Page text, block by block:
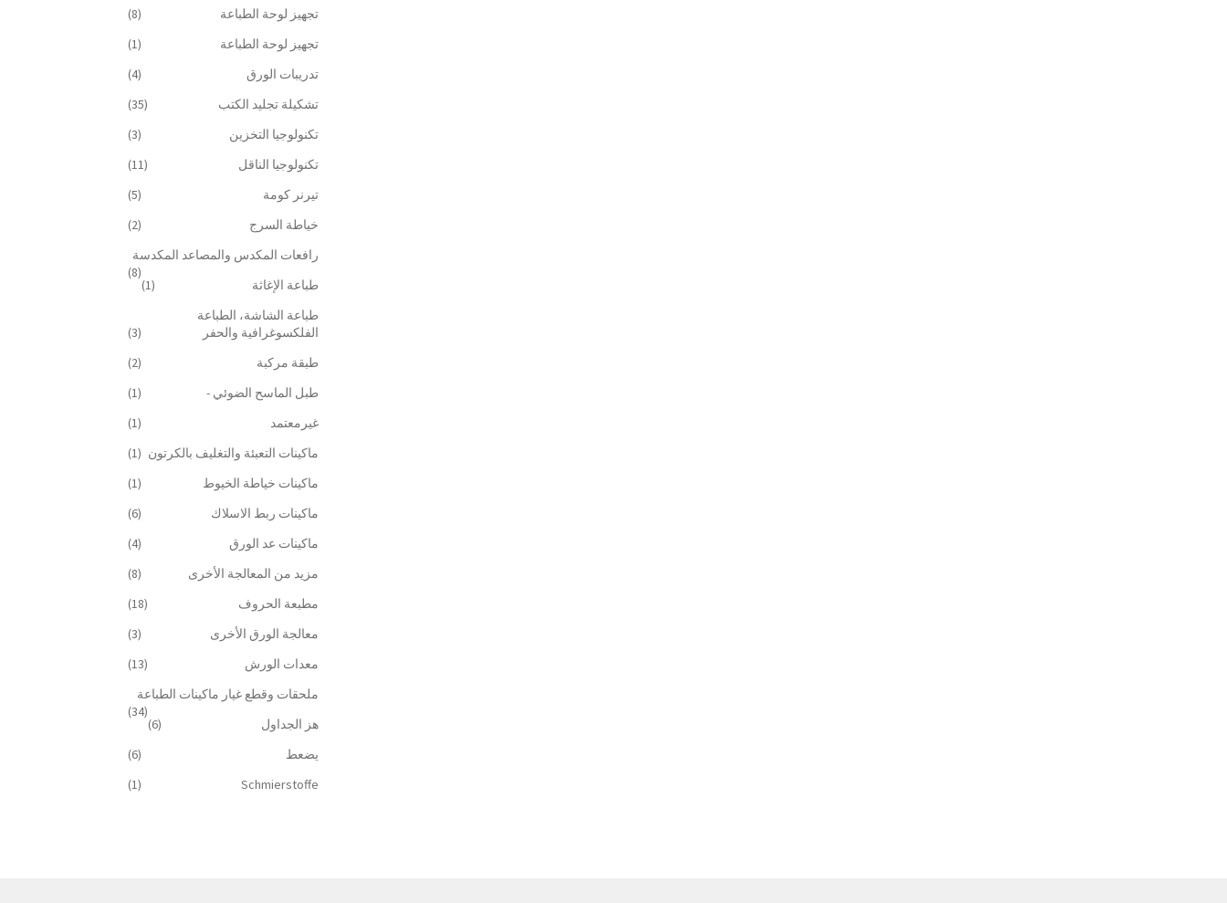
تجهيز لوحة الطباعة
(8)
تجهيز لوحة الطباعة
(1)
تدريبات الورق
(4)
تشكيلة تجليد الكتب
(35)
تكنولوجيا التخزين
(3)
تكنولوجيا الناقل
(11)
تيرنر كومة
(5)
خياطة السرج
(2)
رافعات المكدس والمصاعد المكدسة
(8)
طباعة الإغاثة
(1)
طباعة الشاشة، الطباعة
الفلكسوغرافية والحفر
(3)
طبقة مركبة
(2)
طبل الماسح الضوئي -
(1)
غيرمعتمد
(1)
ماكينات التعبئة والتغليف بالكرتون (1)
ماكينات خياطة الخيوط
(1)
ماكينات ربط الاسلاك
(6)
ماكينات عد الورق
(4)
مزيد من المعالجة الأخرى
(8)
مطبعة الحروف
(18)
معالجة الورق الأخرى
(3)
معدات الورش
(13)
ملحقات وقطع غيار ماكينات الطباعة
(34)
هز الجداول
(6)
يضعط
(6)
Schmierstoffe
(1)